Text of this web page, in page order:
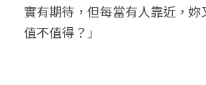
實有期待，但每當有人靠近，妳
值不值得？」